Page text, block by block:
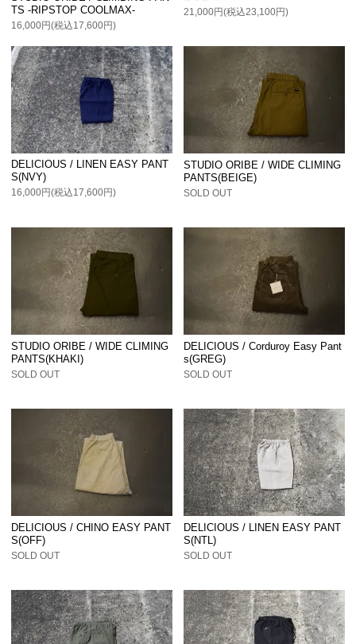
TS -RIPSTOP COOLMAX-
16,000円(税込17,600円)
21,000円(税込23,100円)
DELICIOUS / LINEN EASY PANT
S(NVY)
16,000円(税込17,600円)
STUDIO ORIBE / WIDE CLIMING
PANTS(BEIGE)
SOLD OUT
STUDIO ORIBE / WIDE CLIMING
PANTS(KHAKI)
SOLD OUT
DELICIOUS / Corduroy Easy Pant
s(GREG)
SOLD OUT
DELICIOUS / CHINO EASY PANT
S(OFF)
SOLD OUT
DELICIOUS / LINEN EASY PANT
S(NTL)
SOLD OUT